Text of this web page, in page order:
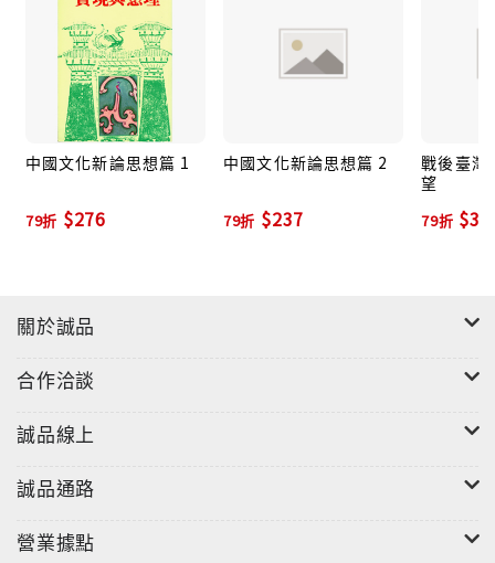
中國文化新論思想篇 1
79折 $276
中國文化新論思想篇 2
79折 $237
戰後臺灣
望
79折
關於誠品
合作洽談
誠品線上
誠品通路
營業據點